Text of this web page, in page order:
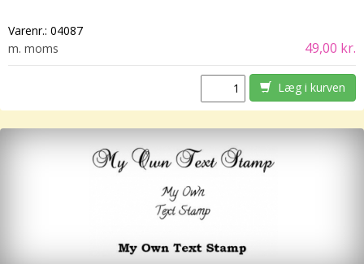
Varenr.: 04087
m. moms
49,00 kr.
Læg i kurven